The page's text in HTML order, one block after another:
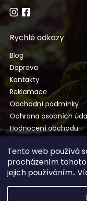
Tento web používá
procházením tohoto
jejich používáním..
Rychlé odkazy
Blog
Doprava
Kontakty
Reklamace
Obchodní podmínky
Ochrana osobních
Hodnocení obchodu